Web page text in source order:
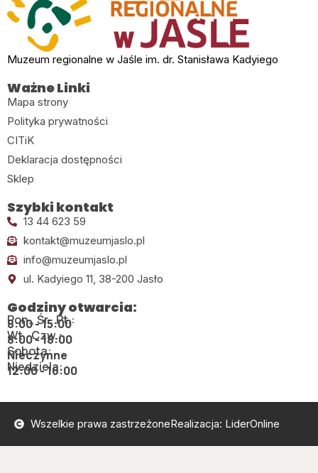
Muzeum regionalne w Jaśle im. dr. Stanisława Kadyiego
Ważne Linki
Mapa strony
Polityka prywatności
CITiK
Deklaracja dostępności
Sklep
Szybki kontakt
13 44 623 59
kontakt@muzeumjaslo.pl
info@muzeumjaslo.pl
ul. Kadyiego 11, 38-200 Jasło
Godziny otwarcia:
Pon., Śr., Pt.:
8:00 - 15:00
Wt., Czw.:
8:00 - 18:00
Sobota:
Nieczynne
Niedziela:
12:00 - 16:00
Wszelkie prawa zastrzeżoneRealizacja: LiderOnline